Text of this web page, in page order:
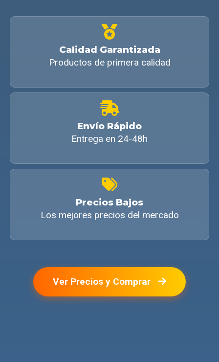
Calidad Garantizada
Productos de primera calidad
Envío Rápido
Entrega en 24-48h
Precios Bajos
Los mejores precios del mercado
Ver Precios y Comprar